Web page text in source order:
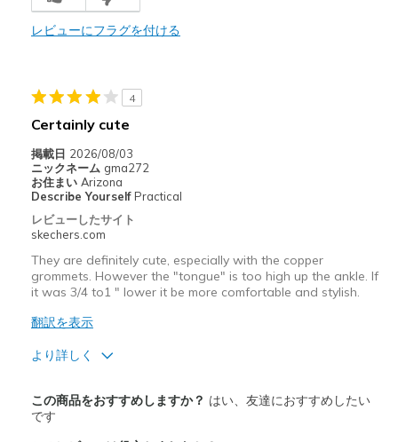
Breathe Well
Comfortable
Stylish
以下に最適
Casual Wear
Width
Sizing
View On Shoes
Shoes are for Wearing
レビューにフラグを付ける
4
Certainly cute
掲載日 2026/08/03
ニックネーム gma272
お住まい Arizona
Describe Yourself Practical
レビューしたサイト
skechers.com
They are definitely cute, especially with the copper
grommets. However the "tongue" is too high up the ankle. If
it was 3/4 to1 " lower it be more comfortable and stylish.
翻訳を表示
より詳しく
Attractive Design
この商品をおすすめしますか？ はい、友達におすすめしたい
です